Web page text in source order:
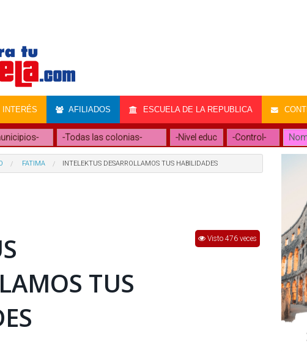
INTERÉS AFILIADOS ESCUELA DE LA REPUBLICA
FATIMA INTELEKTUS DESARROLLAMOS TUS HABILIDADES
TUS
Visto 476 veces